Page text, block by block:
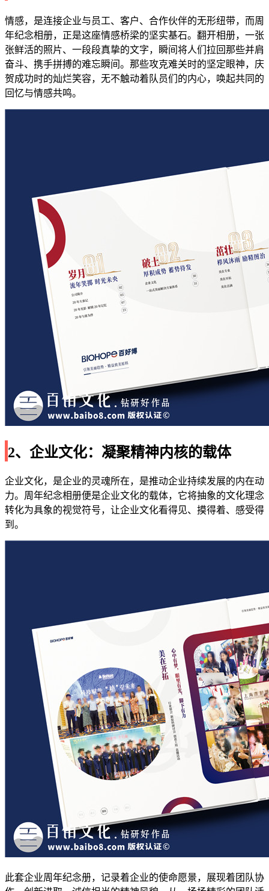
情感，是连接企业与员工、客户、合作伙伴的无形纽带，而周
年纪念相册，正是这座情感桥梁的坚实基石。翻开相册，一张
张鲜活的照片、一段段真挚的文字，瞬间将人们拉回那些并肩
奋斗、携手拼搏的难忘瞬间。那些攻克难关时的坚定眼神，庆
贺成功时的灿烂笑容，无不触动着队员们的内心，唤起共同的
回忆与情感共鸣。
2、企业文化：凝聚精神内核的载体
企业文化，是企业的灵魂所在，是推动企业持续发展的内在动
力。周年纪念相册便是企业文化的载体，它将抽象的文化理念
转化为具象的视觉符号，让企业文化看得见、摸得着、感受得
到。
此套企业周年纪念册，记录着企业的使命愿景，展现着团队协